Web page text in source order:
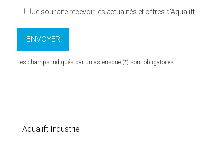
Je souhaite recevoir les actualités et offres d'Aqualift.
Les champs indiqués par un astérisque (*) sont obligatoires
Aqualift Industrie